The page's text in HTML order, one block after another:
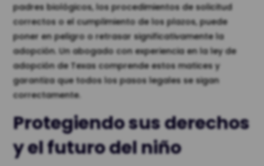
padres biológicos, los procedimientos de solicitud
correctos o el cumplimiento de los plazos, puede
poner en peligro o retrasar significativamente la
adopción. Un abogado con experiencia en la ley de
adopción de Texas comprende estos matices y
garantiza que todos los pasos legales se sigan
correctamente.
Protegiendo sus derechos
y el futuro del niño